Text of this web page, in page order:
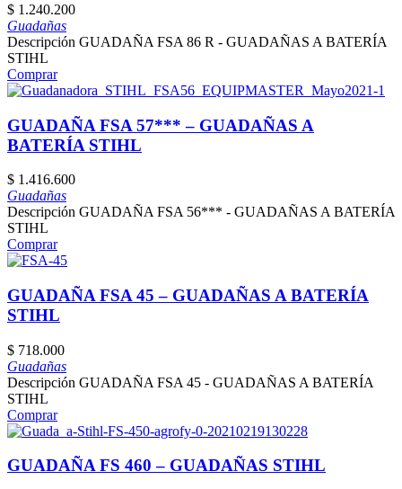
$ 1.240.200
Guadañas
Descripción GUADAÑA FSA 86 R - GUADAÑAS A BATERÍA
STIHL
Comprar
GUADAÑA FSA 57*** – GUADAÑAS A
BATERÍA STIHL
$ 1.416.600
Guadañas
Descripción GUADAÑA FSA 56*** - GUADAÑAS A BATERÍA
STIHL
Comprar
GUADAÑA FSA 45 – GUADAÑAS A BATERÍA
STIHL
$ 718.000
Guadañas
Descripción GUADAÑA FSA 45 - GUADAÑAS A BATERÍA
STIHL
Comprar
GUADAÑA FS 460 – GUADAÑAS STIHL